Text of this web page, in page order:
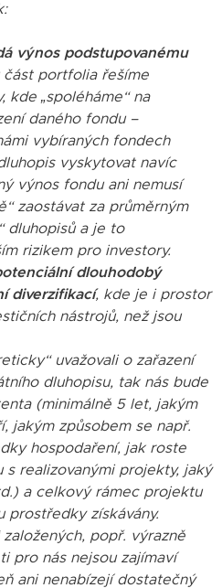
výnos podstupovanému
portfolia řešíme
kde „spoléháme“ na
daného fondu –
vybíraných fondech
vyskytovat navíc
výnos fondu ani nemusí
zaostávat za průměrným
dluhopisů a je to
rizikem pro investory.
dlouhodobý
diverzifikací, kde je i prostor
nástrojů, než jsou
uvažovali o zařazení
dluhopisu, tak nás bude
(minimálně 5 let, jakým
jakým způsobem se např.
hospodaření, jak roste
s realizovanými projekty, jaký
a celkový rámec projektu
prostředky získávány.
popř. výrazně
pro nás nejsou zajímaví
ani nenabízejí dostatečný